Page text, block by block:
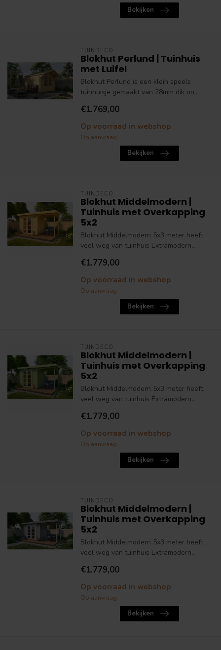
Bekijken
TUINDECO
Blokhut Perlund | Tuinhuis
met Luifel
Blokhut Perlund is een klein speels
tuinhuisje gemaakt van 28mm dik on...
€1.769,00
Op voorraad in webshop
Op aanvraag
Bekijken
TUINDECO
Blokhut Middelmodern |
Tuinhuis met Overkapping
5x2
Blokhut Middelmodern 5x3 meter heeft
veel weg van tuinhuis Extramodern...
€1.779,00
Op voorraad in webshop
Op aanvraag
Bekijken
TUINDECO
Blokhut Middelmodern |
Tuinhuis met Overkapping
5x2
Blokhut Middelmodern 5x3 meter heeft
veel weg van tuinhuis Extramodern...
€1.779,00
Op voorraad in webshop
Op aanvraag
Bekijken
TUINDECO
Blokhut Middelmodern |
Tuinhuis met Overkapping
5x2
Blokhut Middelmodern 5x3 meter heeft
veel weg van tuinhuis Extramodern...
€1.779,00
Op voorraad in webshop
Op aanvraag
Bekijken